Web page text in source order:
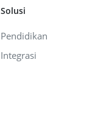
Solusi
Pendidikan
Integrasi